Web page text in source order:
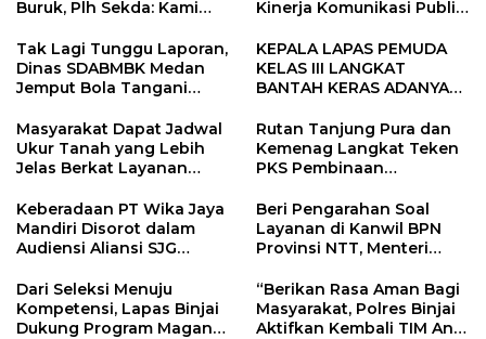
Buruk, Plh Sekda: Kami
Kinerja Komunikasi Publik
Kembali Diakui
Tak Lagi Tunggu Laporan,
Dinas SDABMBK Medan
Jemput Bola Tangani
KEPALA LAPAS PEMUDA
KELAS III LANGKAT
BANTAH KERAS ADANYA
SELALU DITUTUPI
TENTANG SINDIKAT
PENIPU PENJUALAN EMAS
Masyarakat Dapat Jadwal
Ukur Tanah yang Lebih
Jelas Berkat Layanan
Rutan Tanjung Pura dan
Kemenag Langkat Teken
PKS Pembinaan
Keberadaan PT Wika Jaya
Mandiri Disorot dalam
Audiensi Aliansi SJG
Beri Pengarahan Soal
Layanan di Kanwil BPN
Provinsi NTT, Menteri
Pandang Masyarakat
Dari Seleksi Menuju
Kompetensi, Lapas Binjai
Dukung Program Magang
“Berikan Rasa Aman Bagi
Masyarakat, Polres Binjai
Aktifkan Kembali TIM Anti